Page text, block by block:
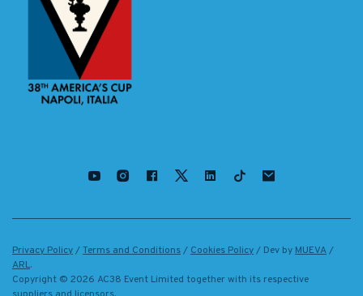
Privacy Policy/Terms and Conditions/ Cookies Policy/ Dev by MUEVA/
ARL.
Copyright © 2026 AC38 Event Limited together with its respective